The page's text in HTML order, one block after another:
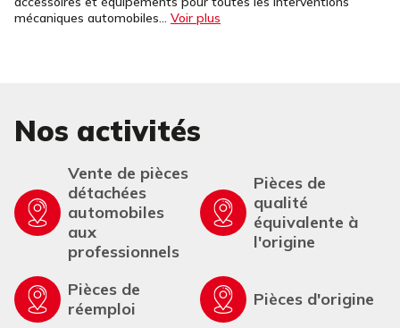
mécaniques automobiles... Voir plus
Nos activités
Vente de pièces
détachées
automobiles
aux
professionnels
Pièces de
qualité
équivalente à
l'origine
Pièces de
réemploi
Pièces d'origine